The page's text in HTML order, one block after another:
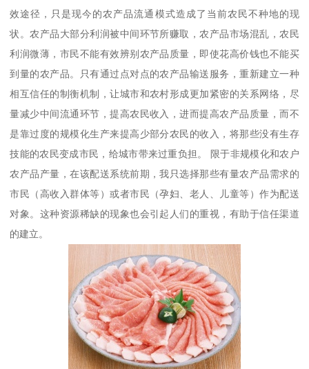
效途径，只是现今的农产品流通模式造成了当前农民不种地的现
状。农产品大部分利润被中间环节所赚取，农产品市场混乱，农民
利润微薄，市民不能有效辨别农产品质量，即使花高价钱也不能买
到量的农产品。只有通过点对点的农产品输送服务，重新建立一种
相互信任的制衡机制，让城市和农村形成更加紧密的关系网络，尽
量减少中间流通环节，提高农民收入，进而提高农产品质量，而不
是靠过度的规模化生产来提高少部分农民的收入，将那些没有生存
技能的农民变成市民，给城市带来过重负担。 限于非规模化和农户
农产品产量，在该配送系统前期，我只选择那些有量农产品需求的
市民（高收入群体等）或者市民（孕妇、老人、儿童等）作为配送
对象。这种资源稀缺的现象也会引起人们的重视，有助于信任渠道
的建立。